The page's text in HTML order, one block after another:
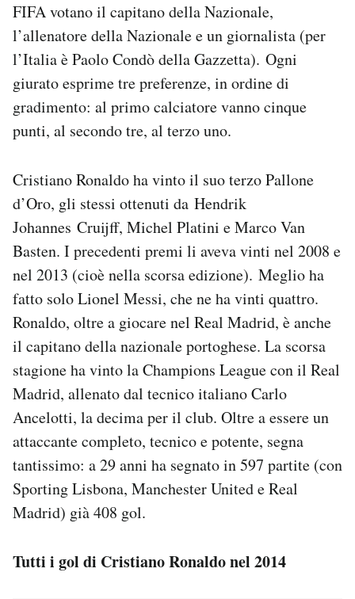
FIFA votano il capitano della Nazionale,
l’allenatore della Nazionale e un giornalista (per
l’Italia è Paolo Condò della Gazzetta). Ogni
giurato esprime tre preferenze, in ordine di
gradimento: al primo calciatore vanno cinque
punti, al secondo tre, al terzo uno.
Cristiano Ronaldo ha vinto il suo terzo Pallone
d’Oro, gli stessi ottenuti da Hendrik
Johannes Cruijff, Michel Platini e Marco Van
Basten. I precedenti premi li aveva vinti nel 2008 e
nel 2013 (cioè nella scorsa edizione). Meglio ha
fatto solo Lionel Messi, che ne ha vinti quattro.
Ronaldo, oltre a giocare nel Real Madrid, è anche
il capitano della nazionale portoghese. La scorsa
stagione ha vinto la Champions League con il Real
Madrid, allenato dal tecnico italiano Carlo
Ancelotti, la decima per il club. Oltre a essere un
attaccante completo, tecnico e potente, segna
tantissimo: a 29 anni ha segnato in 597 partite (con
Sporting Lisbona, Manchester United e Real
Madrid) già 408 gol.
Tutti i gol di Cristiano Ronaldo nel 2014